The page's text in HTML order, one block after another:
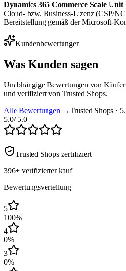
Dynamics 365 Commerce Scale
Cloud- bzw. Business-Lizenz (CSP/
Bereitstellung gemäß der Microsoft-
Kundenbewertungen
Was Kunden sagen
Unabhängige Bewertungen von
und verifiziert von Trusted Shops.
Alle Bewertungen →Trusted Shops ·
5.0/ 5.0
Trusted Shops zertifiziert
396+ verifizierter kauf
Bewertungsverteilung
5
100%
4
0%
3
0%